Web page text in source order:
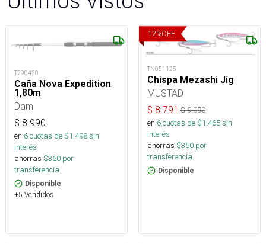
T290420
Caña Nova Expedition
1,80m
Dam
$ 8.990
en 6cuotas de $1.498sin
interés
ahorras $360 por
transferencia.
Disponible
+5 Vendidos
12%OFF
TN051125
Chispa Mezashi Jig
MUSTAD
$ 8.791 $9.990
en 6cuotas de $1.465sin
interés
ahorras $350 por
transferencia.
Disponible